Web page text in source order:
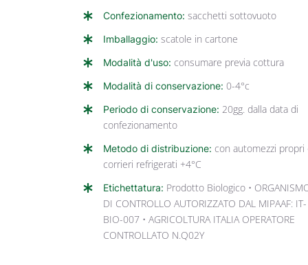
Confezionamento: sacchetti sottovuoto
Imballaggio: scatole in cartone
Modalità d'uso: consumare previa cottura
Modalità di conservazione: 0-4°c
Periodo di conservazione: 20gg. dalla data di
confezionamento
Metodo di distribuzione: con automezzi propri
corrieri refrigerati +4°C
Etichettatura: Prodotto Biologico •
DI CONTROLLO AUTORIZZATO DAL MIPAAF: IT-
BIO-007 • AGRICOLTURA ITALIA OPERATORE
CONTROLLATO N.Q02Y